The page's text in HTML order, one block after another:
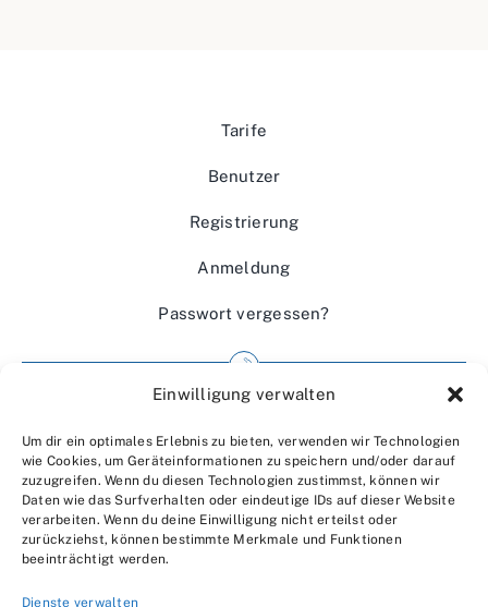
Einwilligung verwalten
Um dir ein optimales Erlebnis zu bieten, verwenden wir Technologien
wie Cookies, um Geräteinformationen zu speichern und/oder darauf
zuzugreifen. Wenn du diesen Technologien zustimmst, können wir
Daten wie das Surfverhalten oder eindeutige IDs auf dieser Website
verarbeiten. Wenn du deine Einwilligung nicht erteilst oder
zurückziehst, können bestimmte Merkmale und Funktionen
beeinträchtigt werden.
Dienste verwalten
Tarife
Benutzer
Registrierung
Anmeldung
Passwort vergessen?
Wir über uns
Kontakt
Datenschutzerklärung